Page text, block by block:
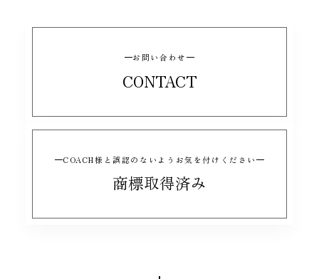
お問い合わせ
CONTACT
COACH様と誤認のないようお気を付けください
商標取得済み